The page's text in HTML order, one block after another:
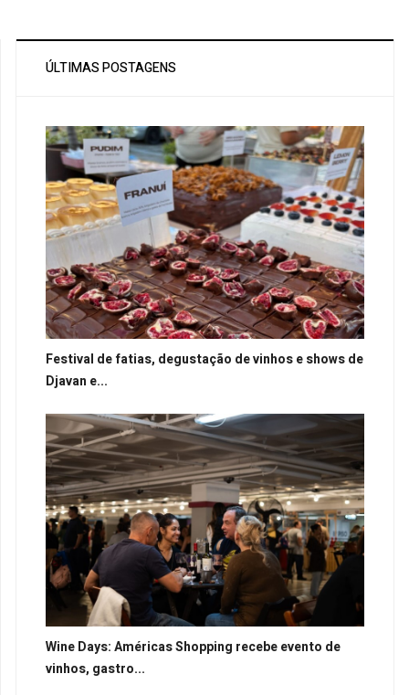
ÚLTIMAS POSTAGENS
Festival de fatias, degustação de vinhos e shows de
Djavan e...
Wine Days: Américas Shopping recebe evento de
vinhos, gastro...